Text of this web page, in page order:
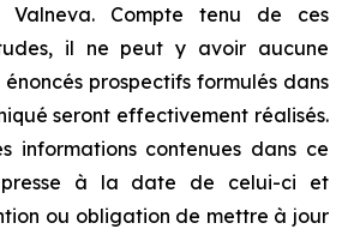
Valneva. Compte tenu de ces
il ne peut y avoir aucune
prospectifs formulés dans
seront effectivement réalisés.
informations contenues dans ce
presse à la date de celui-ci et
ou obligation de mettre à jour